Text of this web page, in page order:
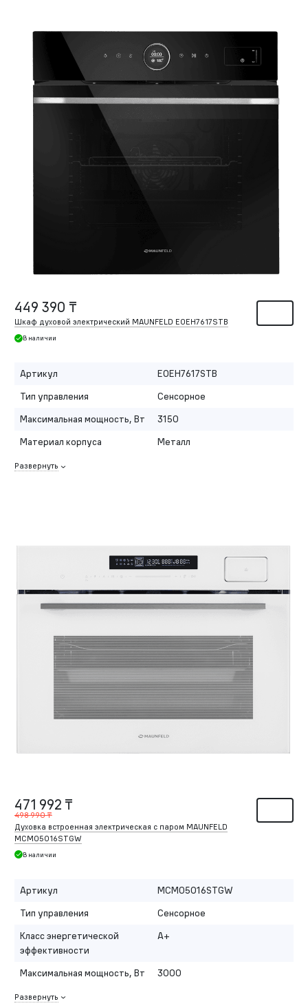
449 390 ₸
Шкаф духовой электрический MAUNFELD EOEH7617STB
В наличии
Артикул
EOEH7617STB
Тип управления
Сенсорное
Максимальная мощность, Вт
3150
Материал корпуса
Металл
Развернуть
471 992 ₸
498 990 ₸
Духовка встроенная электрическая с паром MAUNFELD
MCMO5016STGW
В наличии
Артикул
MCMO5016STGW
Тип управления
Сенсорное
Класс энергетической
эффективности
A+
Максимальная мощность, Вт 3000
Развернуть